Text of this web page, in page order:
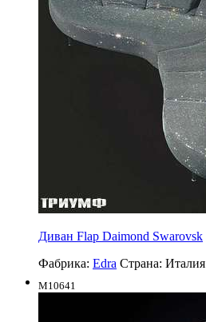
Диван Flap Daimond Swarovsk
Фабрика: Edra Страна: Италия
M10641